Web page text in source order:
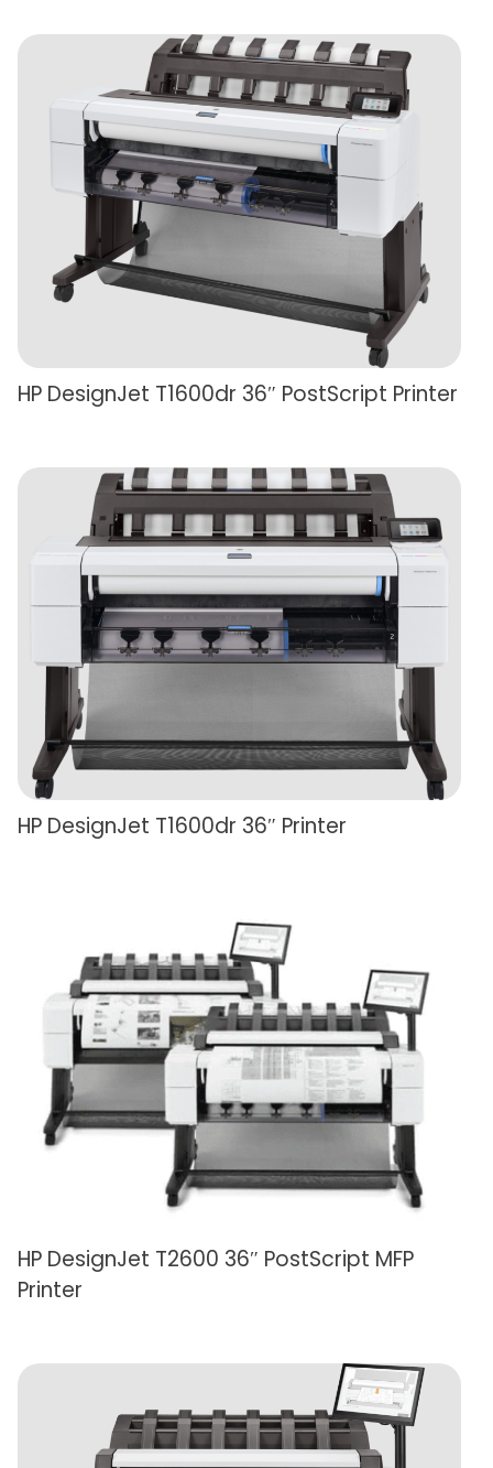
HP DesignJet T1600dr 36″ PostScript Printer
HP DesignJet T1600dr 36″ Printer
HP DesignJet T2600 36″ PostScript MFP
Printer